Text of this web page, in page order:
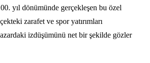
yıl dönümünde gerçekleşen bu özel
zarafet ve spor yatırımları
izdüşümünü net bir şekilde gözler